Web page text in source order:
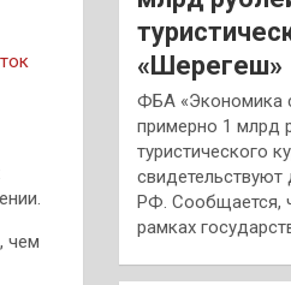
чем
«Шерегеш»
ФБА «Экономика
примерно 1 млрд
туристического
РФ. Сообщается,
рамках